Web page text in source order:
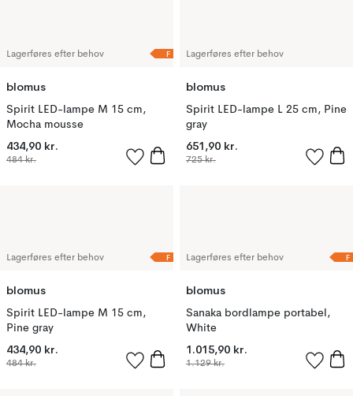
F
Lagerføres efter behov
blomus
Spirit LED-lampe M 15 cm,
Mocha mousse
434,90 kr.
484 kr.
Lagerføres efter behov
blomus
Spirit LED-lampe L 25 cm, Pine
gray
651,90 kr.
725 kr.
F
Lagerføres efter behov
blomus
Spirit LED-lampe M 15 cm,
Pine gray
434,90 kr.
484 kr.
F
Lagerføres efter behov
blomus
Sanaka bordlampe portabel,
White
1.015,90 kr.
1.129 kr.